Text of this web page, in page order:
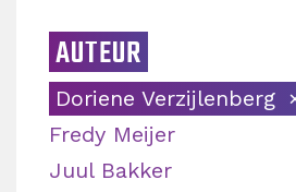
AUTEUR
Doriene Verzijlenberg
Fredy Meijer
Juul Bakker